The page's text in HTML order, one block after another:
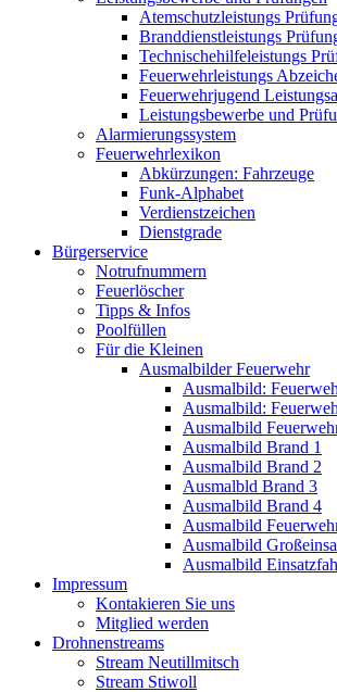
Atemschutzleistungs
Branddienstleistungs
Technischehilfeleistungs
Feuerwehrleistungs
Feuerwehrjugend
Leistungsbewerbe und
Alarmierungssystem
Feuerwehrlexikon
Abkürzungen: Fahrzeuge
Funk-Alphabet
Verdienstzeichen
Dienstgrade
Bürgerservice
Notrufnummern
Feuerlöscher
Tipps & Infos
Poolfüllen
Für die Kleinen
Ausmalbilder Feuerwehr
Ausmalbild:
Ausmalbild:
Ausmalbild
Ausmalbild Brand 1
Ausmalbild Brand 2
Ausmalbld Brand 3
Ausmalbild Brand 4
Ausmalbild
Ausmalbild
Ausmalbild
Impressum
Kontakieren Sie uns
Mitglied werden
Drohnenstreams
Stream Neutillmitsch
Stream Stiwoll